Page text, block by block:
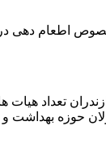
اطعام دهی در
حوزه بهداشت